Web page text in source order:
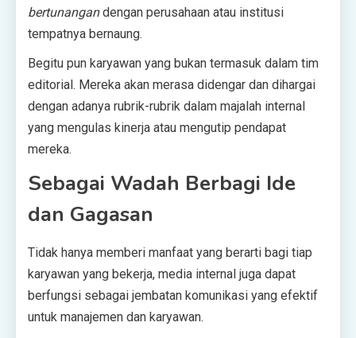
bertunangandengan perusahaan atau institusi
tempatnya bernaung.
Begitu pun karyawan yang bukan termasuk dalam tim
editorial. Mereka akan merasa didengar dan dihargai
dengan adanya rubrik-rubrik dalam majalah internal
yang mengulas kinerja atau mengutip pendapat
mereka.
Sebagai Wadah Berbagi Ide
dan Gagasan
Tidak hanya memberi manfaat yang berarti bagi tiap
karyawan yang bekerja, media internal juga dapat
berfungsi sebagai jembatan komunikasi yang efektif
untuk manajemen dan karyawan.